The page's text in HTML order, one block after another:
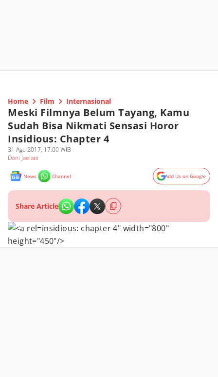
Home Film Internasional
Meski Filmnya Belum Tayang, Kamu
Sudah Bisa Nikmati Sensasi Horor
Insidious: Chapter 4
31 Agu 2017, 17:00 WIB
Doni Jaelani
News Channel Add Us on Google
Share Article
insidious: chapter 4" width="800"
height="450"/>